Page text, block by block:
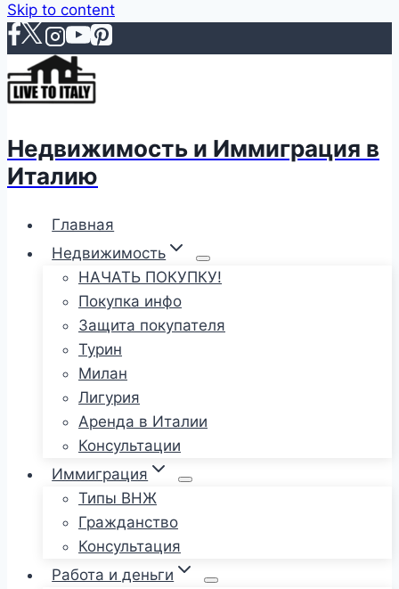
Skip to content
Недвижимость и Иммиграция в
Италию
Главная
Недвижимость
НАЧАТЬ ПОКУПКУ!
Покупка инфо
Защита покупателя
Турин
Милан
Лигурия
Аренда в Италии
Консультации
Иммиграция
Типы ВНЖ
Гражданство
Консультация
Работа и деньги